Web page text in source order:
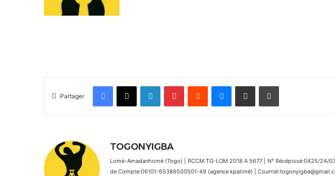
Partager
FacebookX Linkedin PinterestReddit MessengerPartager par email Imprimer
TOGONYIGBA
Lomé-Amadanhomé (Togo) | RCCM:TG-LOM 2018 A 5677 | N° Récépissé:0425/24/
de Compte:06101-65386500501-49 (agence kpalimé) |